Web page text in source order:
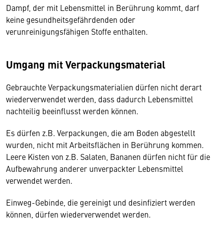
Dampf, der mit Lebensmittel in Berührung kommt, darf
keine gesundheitsgefährdenden oder
verunreinigungsfähigen Stoffe enthalten.
Umgang mit Verpackungsmaterial
Gebrauchte Verpackungsmaterialien dürfen nicht derart
wiederverwendet werden, dass dadurch Lebensmittel
nachteilig beeinflusst werden können.
Es dürfen z.B. Verpackungen, die am Boden abgestellt
wurden, nicht mit Arbeitsflächen in Berührung kommen.
Leere Kisten von z.B. Salaten, Bananen dürfen nicht für die
Aufbewahrung anderer unverpackter Lebensmittel
verwendet werden.
Einweg-Gebinde, die gereinigt und desinfiziert werden
können, dürfen wiederverwendet werden.